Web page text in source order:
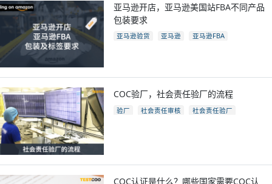
亚马逊开店，亚马逊美国站FBA不同产品
包装要求
亚马逊验货 亚马逊
亚马逊FBA
COC验厂，社会责任验厂的流程
验厂 社会责任审核
社会责任验厂
COC认证是什么？哪些国家需要COC认